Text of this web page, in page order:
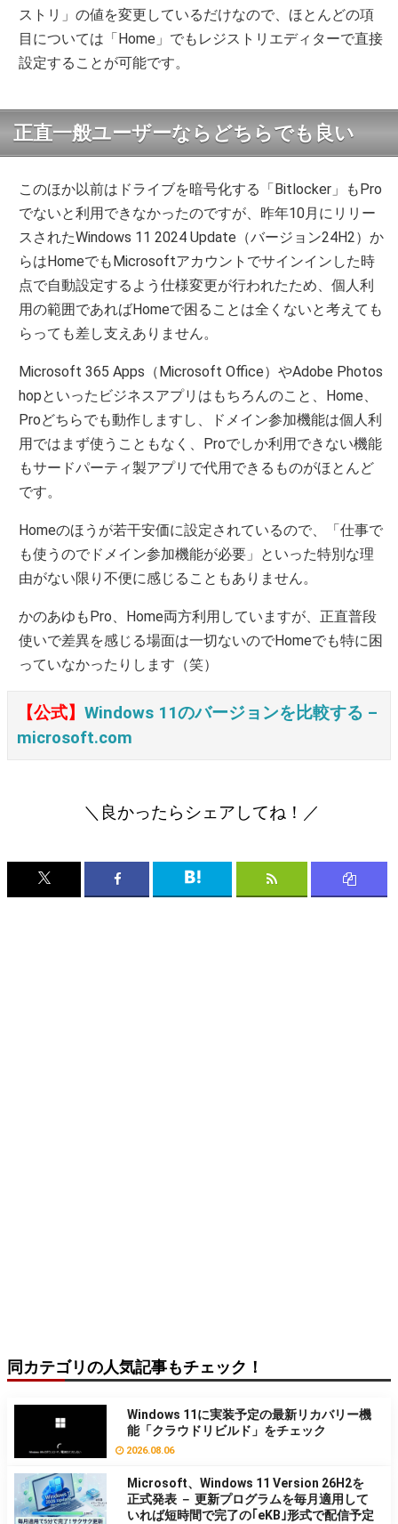
ストリ」の値を変更しているだけなので、ほとんどの項
目については「Home」でもレジストリエディターで直接
設定することが可能です。
正直一般ユーザーならどちらでも良い
このほか以前はドライブを暗号化する「Bitlocker」もPro
でないと利用できなかったのですが、昨年10月にリリー
スされたWindows 11 2024 Update（バージョン24H2）か
らはHomeでもMicrosoftアカウントでサインインした時
点で自動設定するよう仕様変更が行われたため、個人利
用の範囲であればHomeで困ることは全くないと考えても
らっても差し支えありません。
Microsoft 365 Apps（Microsoft Office）やAdobe Photos
hopといったビジネスアプリはもちろんのこと、Home、
Proどちらでも動作しますし、ドメイン参加機能は個人利
用ではまず使うこともなく、Proでしか利用できない機能
もサードパーティ製アプリで代用できるものがほとんど
です。
Homeのほうが若干安価に設定されているので、「仕事で
も使うのでドメイン参加機能が必要」といった特別な理
由がない限り不便に感じることもありません。
かのあゆもPro、Home両方利用していますが、正直普段
使いで差異を感じる場面は一切ないのでHomeでも特に困
っていなかったりします（笑）
【公式】 Windows 11のバージョンを比較する –
microsoft.com
＼良かったらシェアしてね！／
同カテゴリの人気記事もチェック！
Windows 11に実装予定の最新リカバリー機
能「クラウドリビルド」をチェック
2026.08.06
Microsoft、Windows 11 Version 26H2を
正式発表 － 更新プログラムを毎月適用して
いれば短時間で完了の｢eKB｣形式で配信予定